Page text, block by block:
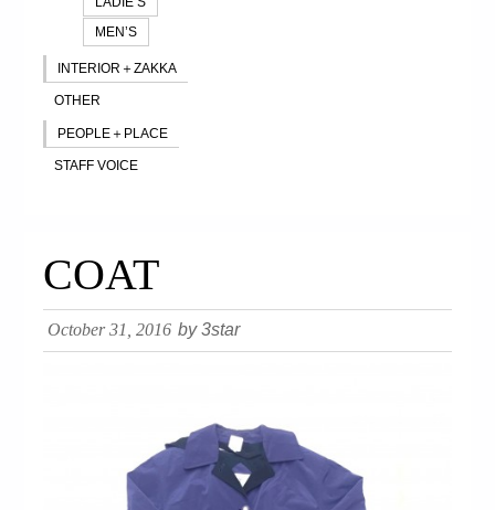
MEN’S
INTERIOR＋ZAKKA
OTHER
PEOPLE＋PLACE
STAFF VOICE
COAT
October 31, 2016 by 3star